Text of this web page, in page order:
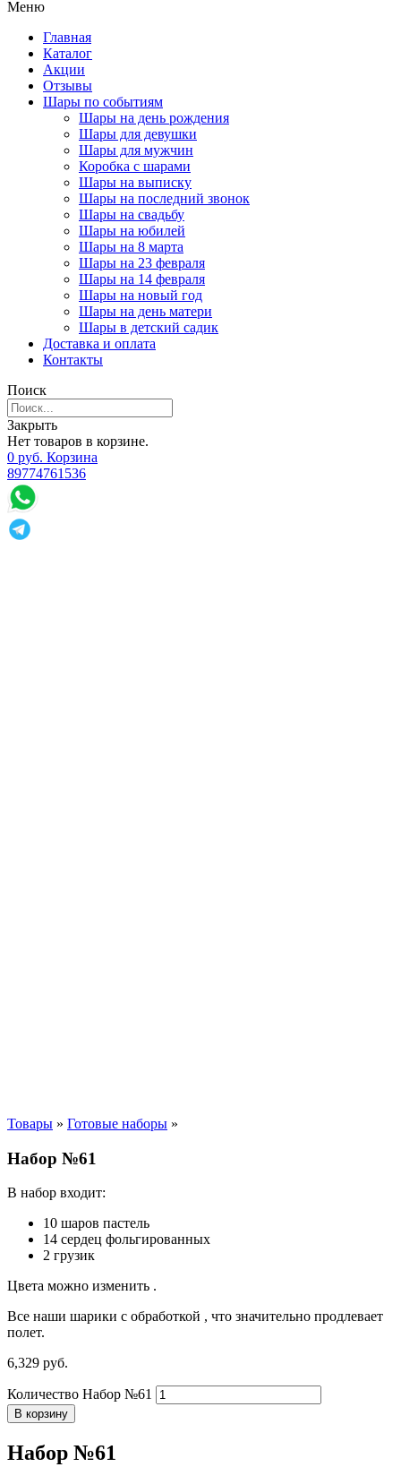
Меню
Главная
Каталог
Акции
Отзывы
Шары по событиям
Шары на день рождения
Шары для девушки
Шары для мужчин
Коробка с шарами
Шары на выписку
Шары на последний звонок
Шары на свадьбу
Шары на юбилей
Шары на 8 марта
Шары на 23 февраля
Шары на 14 февраля
Шары на новый год
Шары на день матери
Шары в детский садик
Доставка и оплата
Контакты
Поиск
Закрыть
Нет товаров в корзине.
0 руб. Корзина
89774761536
Товары » Готовые наборы »
Набор №61
В набор входит:
10 шаров пастель
14 сердец фольгированных
2 грузик
Цвета можно изменить .
Все наши шарики с обработкой , что значительно продлевает
полет.
6,329 руб.
Количество Набор №61
В корзину
Набор №61